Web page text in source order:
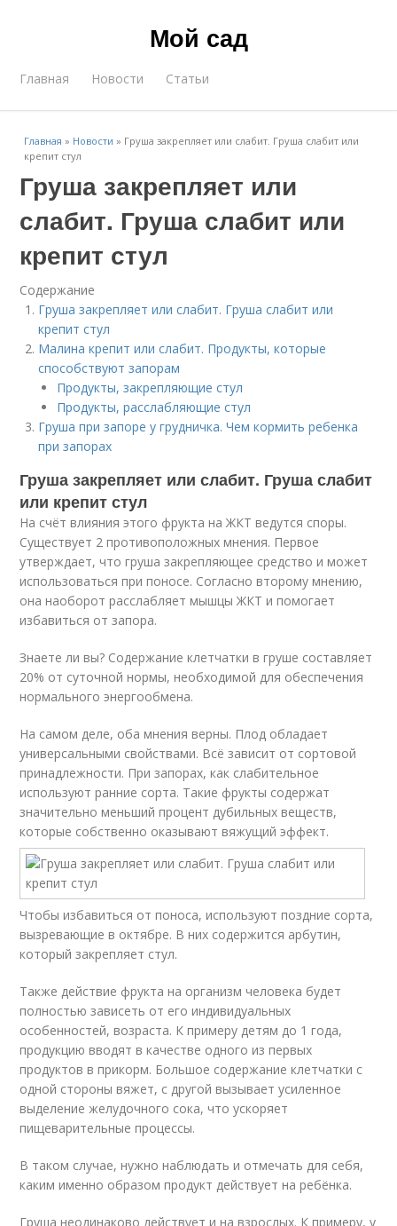
Мой сад
Главная Новости Статьи
Главная » Новости » Груша закрепляет или слабит. Груша слабит или
крепит стул
Груша закрепляет или
слабит. Груша слабит или
крепит стул
Содержание
Груша закрепляет или слабит. Груша слабит или
крепит стул
Малина крепит или слабит. Продукты, которые
способствуют запорам
Продукты, закрепляющие стул
Продукты, расслабляющие стул
Груша при запоре у грудничка. Чем кормить ребенка
при запорах
Груша закрепляет или слабит. Груша слабит
или крепит стул
На счёт влияния этого фрукта на ЖКТ ведутся споры.
Существует 2 противоположных мнения. Первое
утверждает, что груша закрепляющее средство и может
использоваться при поносе. Согласно второму мнению,
она наоборот расслабляет мышцы ЖКТ и помогает
избавиться от запора.
Знаете ли вы? Содержание клетчатки в груше составляет
20% от суточной нормы, необходимой для обеспечения
нормального энергообмена.
На самом деле, оба мнения верны. Плод обладает
универсальными свойствами. Всё зависит от сортовой
принадлежности. При запорах, как слабительное
используют ранние сорта. Такие фрукты содержат
значительно меньший процент дубильных веществ,
которые собственно оказывают вяжущий эффект.
Чтобы избавиться от поноса, используют поздние сорта,
вызревающие в октябре. В них содержится арбутин,
который закрепляет стул.
Также действие фрукта на организм человека будет
полностью зависеть от его индивидуальных
особенностей, возраста. К примеру детям до 1 года,
продукцию вводят в качестве одного из первых
продуктов в прикорм. Большое содержание клетчатки с
одной стороны вяжет, с другой вызывает усиленное
выделение желудочного сока, что ускоряет
пищеварительные процессы.
В таком случае, нужно наблюдать и отмечать для себя,
каким именно образом продукт действует на ребёнка.
Груша неодинаково действует и на взрослых. К примеру, у